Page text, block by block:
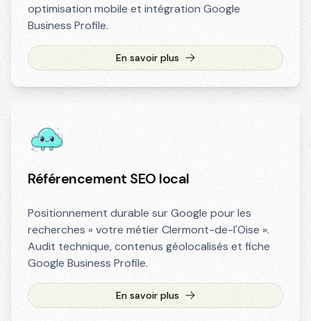
optimisation mobile et intégration Google
Business Profile.
En savoir plus
Référencement SEO local
Positionnement durable sur Google pour les
recherches « votre métier Clermont-de-l'Oise ».
Audit technique, contenus géolocalisés et fiche
Google Business Profile.
En savoir plus